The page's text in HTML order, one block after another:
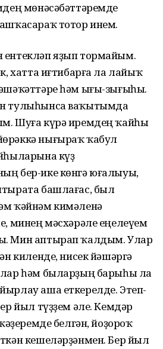
мөнәсәбәттәремде
тотор инем.
яҙып тормайым.
хатта иғтибарға ла лайыҡ
һәм ығы-зығыһы.
тулыһынса ваҡытымда
Шуға күрә иремдең ҡайһы
нығыраҡ ҡабул
күҙ
бер-ике көнгә юғалыуы,
башлағас, был
ҡәйнәм кимәленә
минең мәсхәрәле еңелеүем
Мин аптырап ҡалдым. Улар
киленде, нисек йәшәргә
һәм быларҙың барыһы ла
аша еткерелде. Этеп-
йыл түҙҙем әле. Кемдәр
белгән, йоҙороҡ
кешеләрҙәнмен. Бер йыл